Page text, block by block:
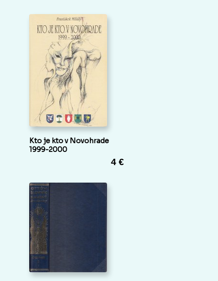
Kto je kto v Novohrade
1999-2000
4 €